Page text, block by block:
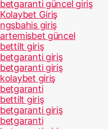
betgaranti güncel giriş
Kolaybet Giriş
ngsbahis giriş
artemisbet güncel
bettilt giriş
betgaranti giriş
betgaranti giriş
kolaybet giriş
betgaranti
bettilt giriş
betgaranti giriş
betgaranti